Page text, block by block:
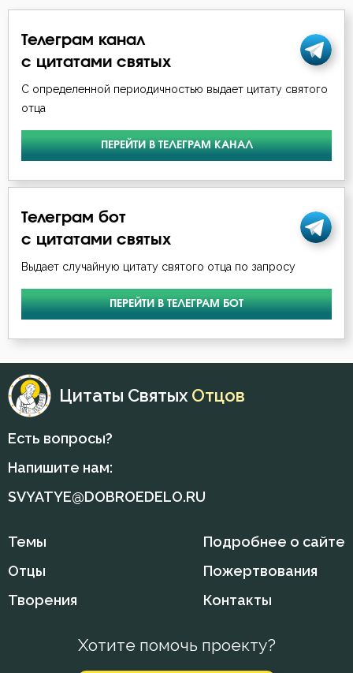
Заповеди
Зло
Знание
Искушение
Любовь
Любовь к Богу
Монах
Надежда
Осуждение
Печаль
Плач
Максим Исповедник
Никита Стифат
Нил Синайский
Серафим Саровский
Симеон Новый Богослов
Тихон Задонский
Феогност
Феодор Студит
Феодорит Кирский
Феолипт Филадельфийский
Филофей Синайский
Телеграм канал
с цитатами святых
С определенной периодичностью выдает цитату святого
отца
ПЕРЕЙТИ В ТЕЛЕГРАМ КАНАЛ
Телеграм бот
с цитатами святых
Выдает случайную цитату святого отца по запросу
ПЕРЕЙТИ В ТЕЛЕГРАМ БОТ
Цитаты Святых Отцов
Есть вопросы?
Напишите нам:
SVYATYE@DOBROEDELO.RU
Темы
Отцы
Творения
Подробнее о сайте
Пожертвования
Контакты
Хотите помочь проекту?